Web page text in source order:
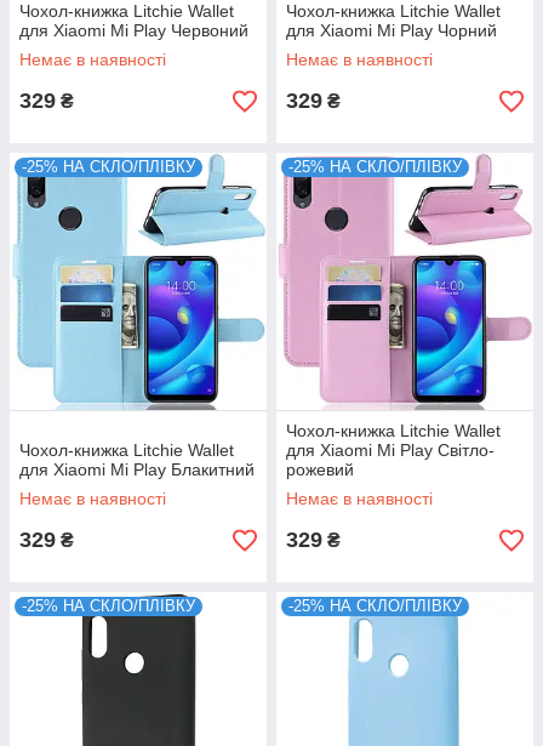
Чохол-книжка Litchie Wallet
для Xiaomi Mi Play Червоний
Немає в наявності
329 ₴
Чохол-книжка Litchie Wallet
для Xiaomi Mi Play Чорний
Немає в наявності
329 ₴
-25% НА СКЛО/ПЛІВКУ
Чохол-книжка Litchie Wallet
для Xiaomi Mi Play Блакитний
Немає в наявності
329 ₴
-25% НА СКЛО/ПЛІВКУ
Чохол-книжка Litchie Wallet
для Xiaomi Mi Play Світло-
рожевий
Немає в наявності
329 ₴
-25% НА СКЛО/ПЛІВКУ -25% НА СКЛО/ПЛІВКУ